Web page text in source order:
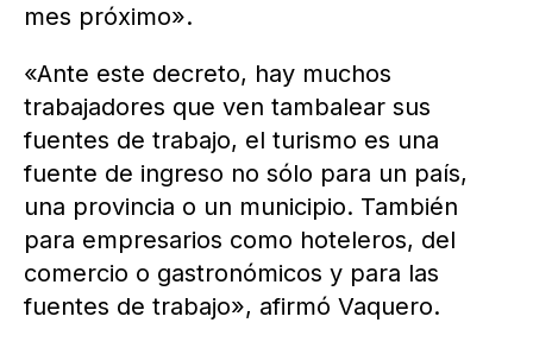
mes próximo».
«Ante este decreto, hay muchos
trabajadores que ven tambalear sus
fuentes de trabajo, el turismo es una
fuente de ingreso no sólo para un país,
una provincia o un municipio. También
para empresarios como hoteleros, del
comercio o gastronómicos y para las
fuentes de trabajo», afirmó Vaquero.